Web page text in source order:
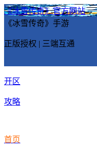
《冰雪传奇》官方网站
《冰雪传奇》手游
正版授权 | 三端互通
开区
攻略
首页